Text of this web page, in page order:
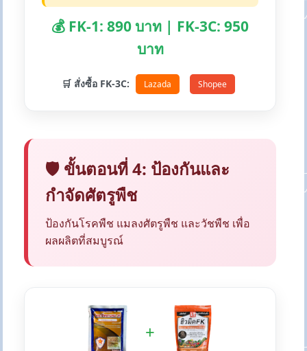
💰 FK-1: 890 บาท | FK-3C: 950
บาท
🛒 สั่งซื้อ FK-3C: Lazada Shopee
🛡️ ขั้นตอนที่ 4: ป้องกันและ
กำจัดศัตรูพืช
ป้องกันโรคพืช แมลงศัตรูพืช และวัชพืช เพื่อ
ผลผลิตที่สมบูรณ์
+